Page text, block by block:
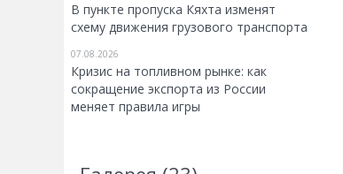
В пункте пропуска Кяхта изменят
схему движения грузового транспорта
07.08.2026
Кризис на топливном рынке: как
сокращение экспорта из России
меняет правила игры